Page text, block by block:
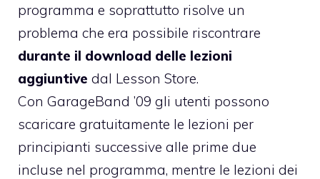
programma e soprattutto risolve un
problema che era possibile riscontrare
durante il download delle lezioni
aggiuntive dal Lesson Store.
Con GarageBand ’09 gli utenti possono
scaricare gratuitamente le lezioni per
principianti successive alle prime due
incluse nel programma, mentre le lezioni dei